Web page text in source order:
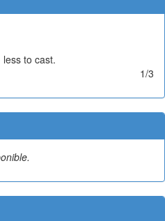
to cast.
1/3